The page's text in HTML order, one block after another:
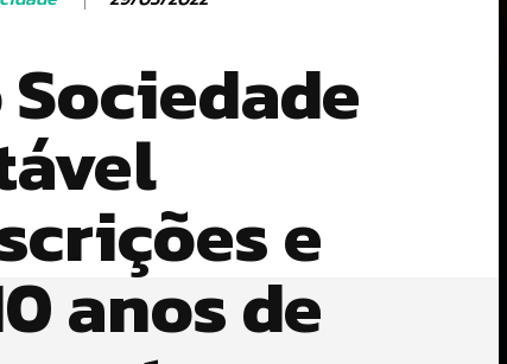
e
anos de